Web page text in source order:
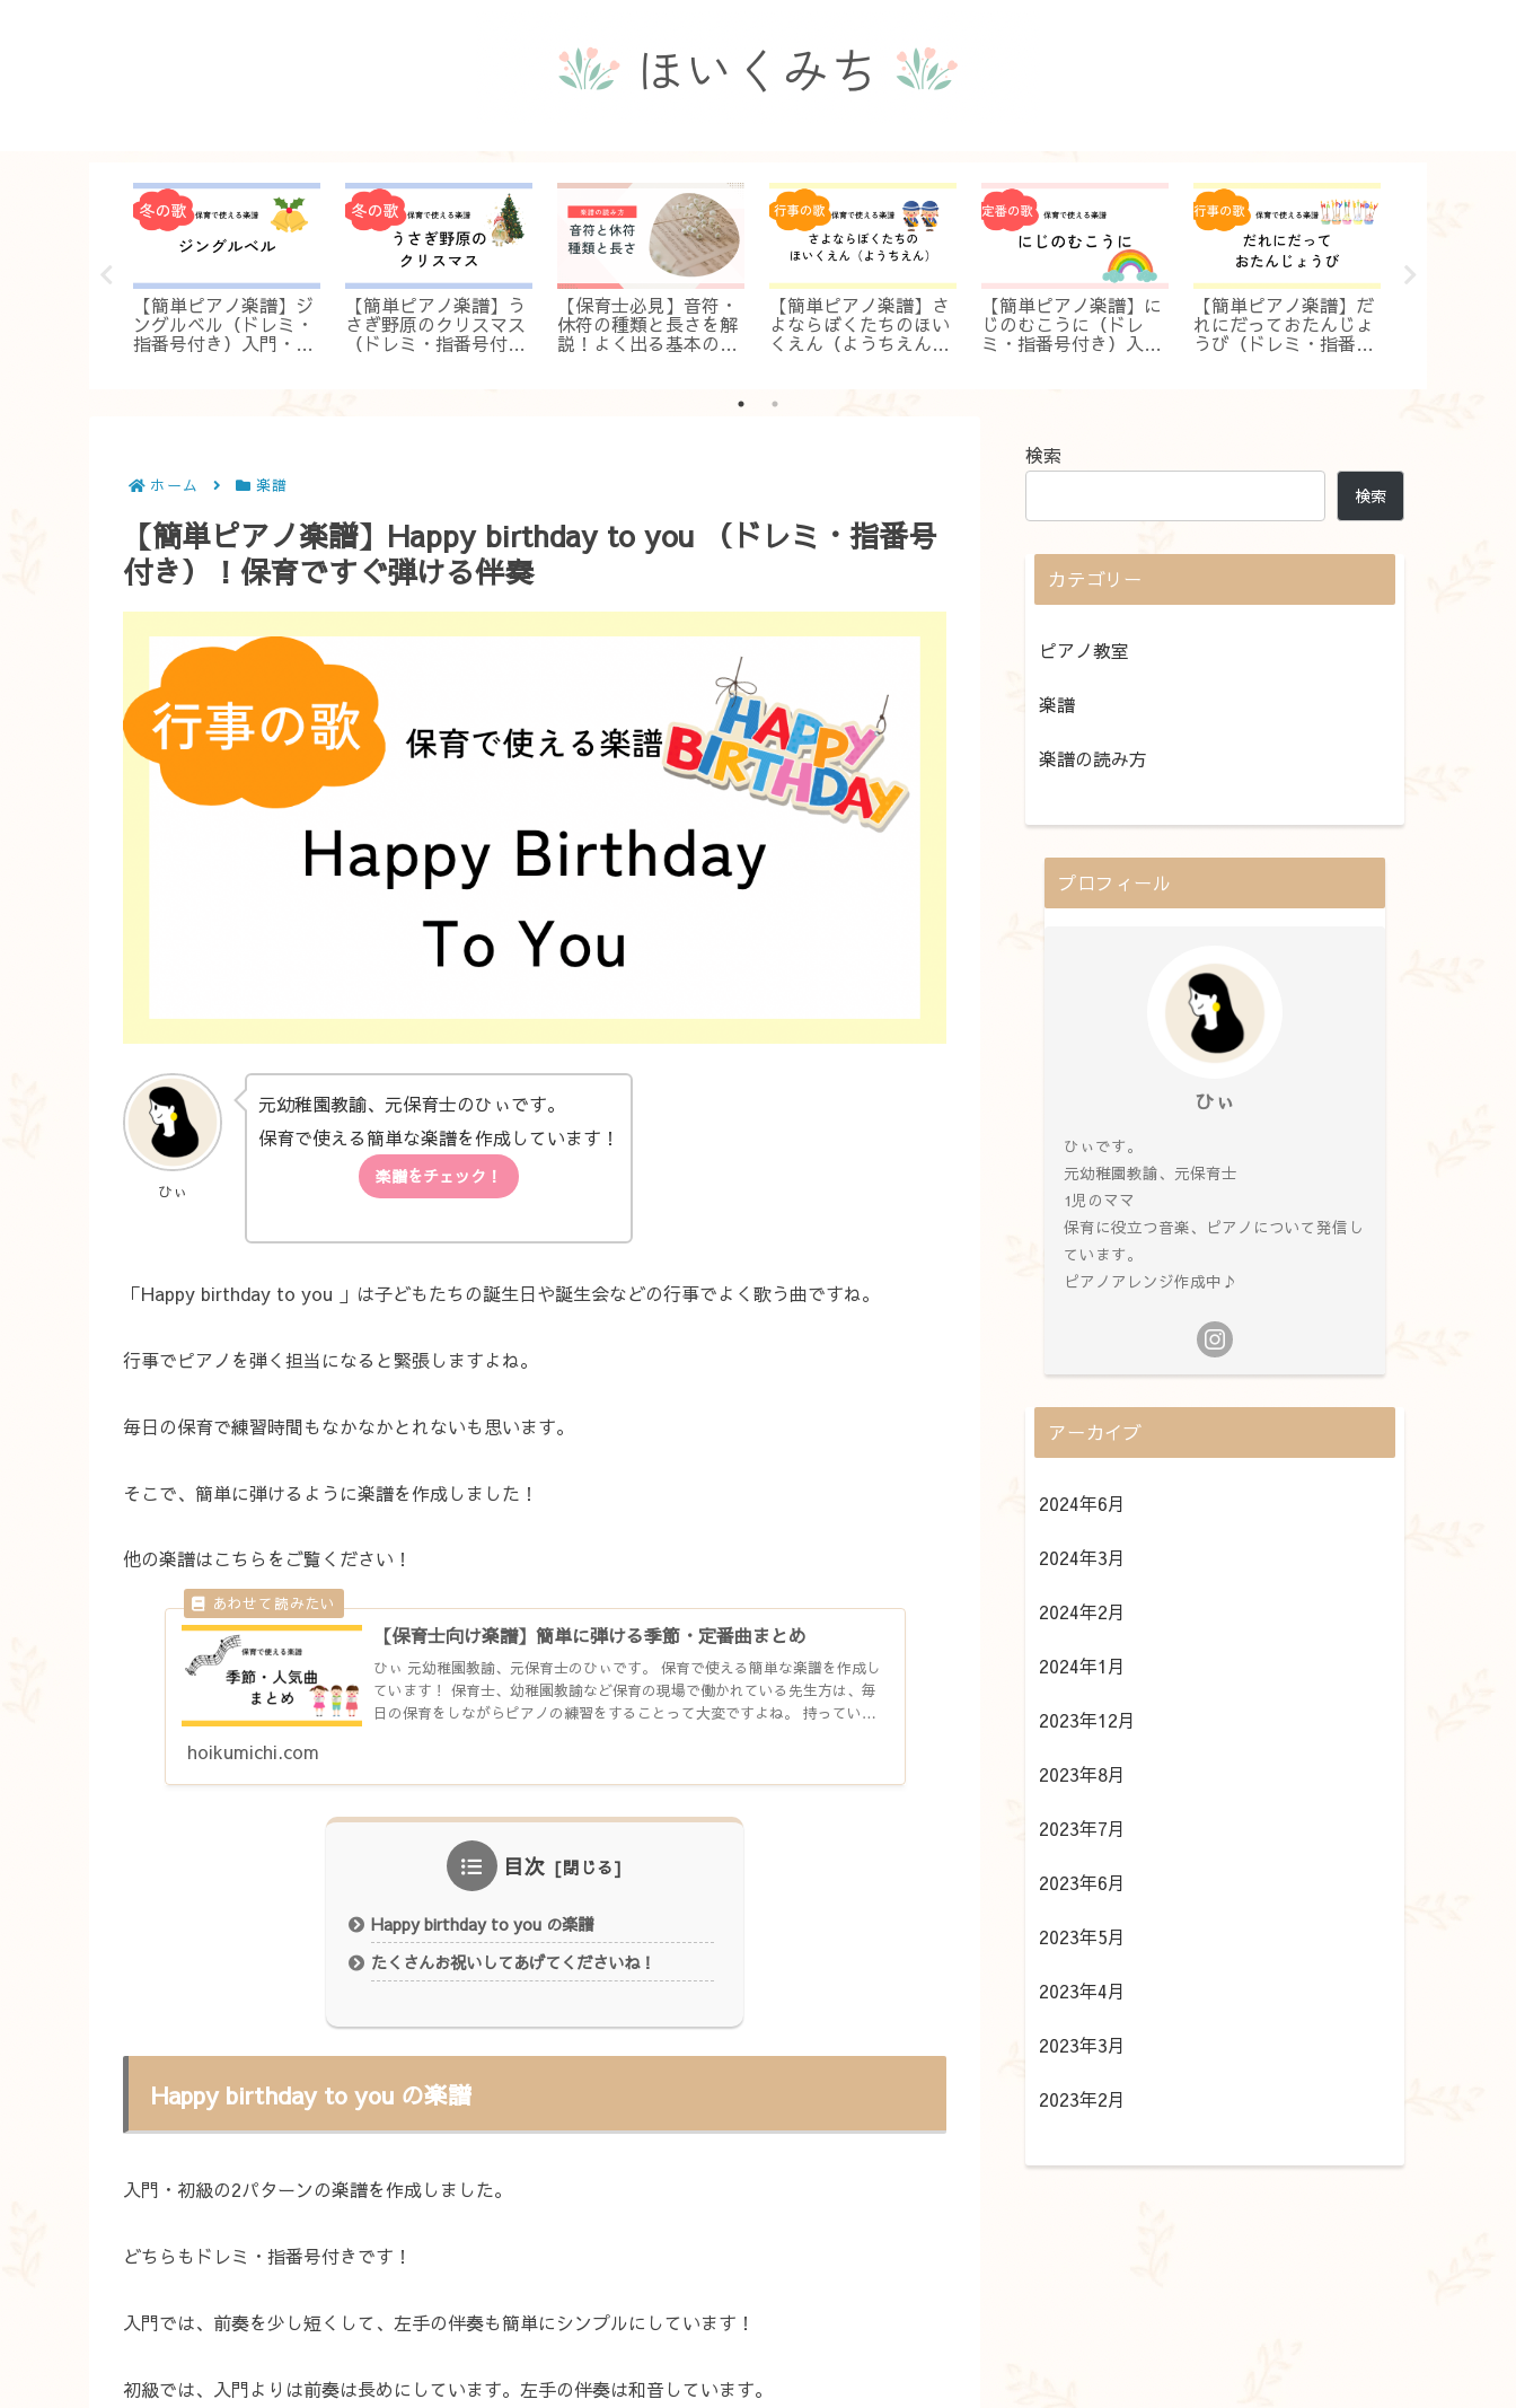
【簡単ピアノ楽譜】ジ
ングルベル（ドレミ・
指番号付き）入門・初
【簡単ピアノ楽譜】う
さぎ野原のクリスマス
（ドレミ・指番号付
【保育士必見】音符・
休符の種類と長さを解
説！よく出る基本の１
【簡単ピアノ楽譜】さ
よならぼくたちのほい
くえん（ようちえん）
ですぐ弾ける伴奏
【簡単ピアノ楽譜】に
じのむこうに（ドレ
ミ・指番号付き）入
【簡単ピアノ楽譜】だ
れにだっておたんじょ
うび（ドレミ・指番号
ホーム 楽譜
【簡単ピアノ楽譜】Happy birthday to you （ドレミ・指番号
付き）！保育ですぐ弾ける伴奏
ひぃ
元幼稚園教諭、元保育士のひぃです。
保育で使える簡単な楽譜を作成しています！
楽譜をチェック！
「Happy birthday to you 」は子どもたちの誕生日や誕生会などの行事でよく歌う曲ですね。
行事でピアノを弾く担当になると緊張しますよね。
毎日の保育で練習時間もなかなかとれないも思います。
そこで、簡単に弾けるように楽譜を作成しました！
他の楽譜はこちらをご覧ください！
【保育士向け楽譜】簡単に弾ける季節・定番曲まとめ
ひぃ 元幼稚園教諭、元保育士のひぃです。 保育で使える簡単な楽譜を作成し
ています！ 保育士、幼稚園教諭など保育の現場で働かれている先生方は、毎
日の保育をしながらピアノの練習をすることって大変ですよね。 持っている
hoikumichi.com
目次
Happy birthday to you の楽譜
たくさんお祝いしてあげてくださいね！
Happy birthday to you の楽譜
入門・初級の2パターンの楽譜を作成しました。
どちらもドレミ・指番号付きです！
入門では、前奏を少し短くして、左手の伴奏も簡単にシンプルにしています！
初級では、入門よりは前奏は長めにしています。左手の伴奏は和音しています。
検索
検索
カテゴリー
ピアノ教室
楽譜
楽譜の読み方
プロフィール
ひぃ
ひぃです。
元幼稚園教諭、元保育士
1児のママ
保育に役立つ音楽、ピアノについて発信し
ています。
ピアノアレンジ作成中♪
アーカイブ
2024年6月
2024年3月
2024年2月
2024年1月
2023年12月
2023年8月
2023年7月
2023年6月
2023年5月
2023年4月
2023年3月
2023年2月